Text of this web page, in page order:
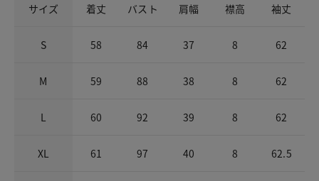
サイズ 着丈 バスト 肩幅 襟高 袖丈
S 58 84 37 8 62
M 59 88 38 8 62
L 60 92 39 8 62
XL 61 97 40 8 62.5